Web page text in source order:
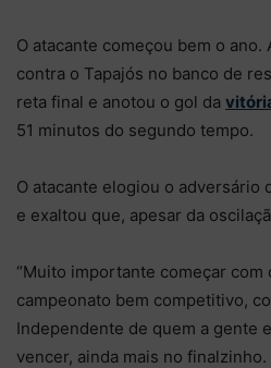
O atacante começou bem o
contra o Tapajós no banco de
reta final e anotou o gol da
51 minutos do segundo tempo.
O atacante elogiou o adversário
e exaltou que, apesar da
“Muito importante começar com
campeonato bem competitivo,
Independente de quem a gente
vencer, ainda mais no